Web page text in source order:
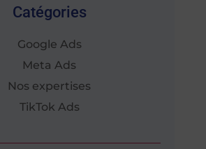
Catégories
Google Ads
Meta Ads
Nos expertises
TikTok Ads